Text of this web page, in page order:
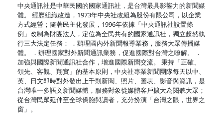
中央通訊社是中華民國的國家通訊社，是台灣最具影響力的新聞媒
體。 經歷組織改造，1973年中央社改組為股份有限公司，以企業
方式經營；隨著民主化發展，1996年依據「中央通訊社設置條
例」改制為財團法人，定位為全民共有的國家通訊社，獨立超然執
行三大法定任務： ．辦理國內外新聞報導業務，服務大眾傳播媒
體。 ．辦理國家對外新聞通訊業務，促進國際對台灣之瞭解。 ．
加強與國際新聞通訊社合作，增進國際新聞交流。 秉持「正確、
領先、客觀、翔實」的基本原則，中央社專業新聞團隊每天以中、
英、日文即時對外發出上千則新聞、照片、圖表、影音與資訊，是
台灣唯一多語文新聞媒體，服務對象從媒體客戶擴大為閱聽大眾；
從台灣民眾延伸至全球僑胞與讀者，充分扮演「台灣之眼，世界之
窗」。